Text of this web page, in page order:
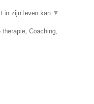
in zijn leven kan ▼
Coaching,